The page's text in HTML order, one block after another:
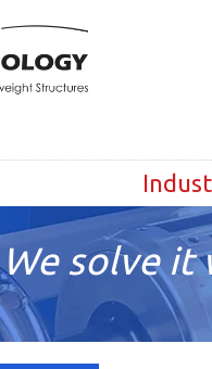
We solve it